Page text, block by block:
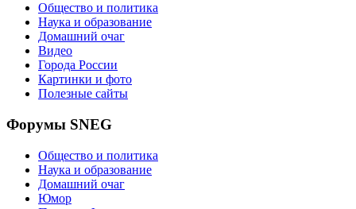
Общество и политика
Наука и образование
Домашний очаг
Видео
Города России
Картинки и фото
Полезные сайты
Форумы SNEG
Общество и политика
Наука и образование
Домашний очаг
Юмор